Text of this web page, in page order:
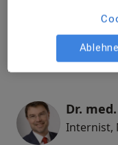
Behandler:innen
Dr.
Internist,